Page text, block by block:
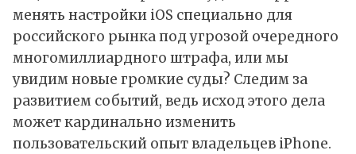
менять настройки iOS специально для
российского рынка под угрозой очередного
многомиллиардного штрафа, или мы
увидим новые громкие суды? Следим за
развитием событий, ведь исход этого дела
может кардинально изменить
пользовательский опыт владельцев iPhone.